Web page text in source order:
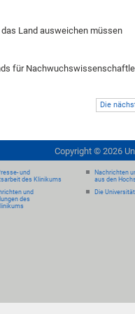
Land ausweichen müssen
für
Die
Copyright © 2026
und
des Klinikums
und
des
Nachrichten
aus den
Die